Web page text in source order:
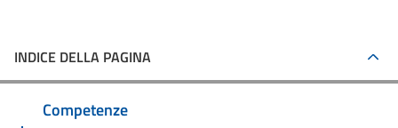
INDICE DELLA PAGINA
Competenze